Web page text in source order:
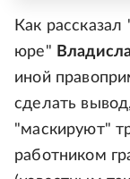
Как
юре"
иной
сделать
"маскируют"
работником